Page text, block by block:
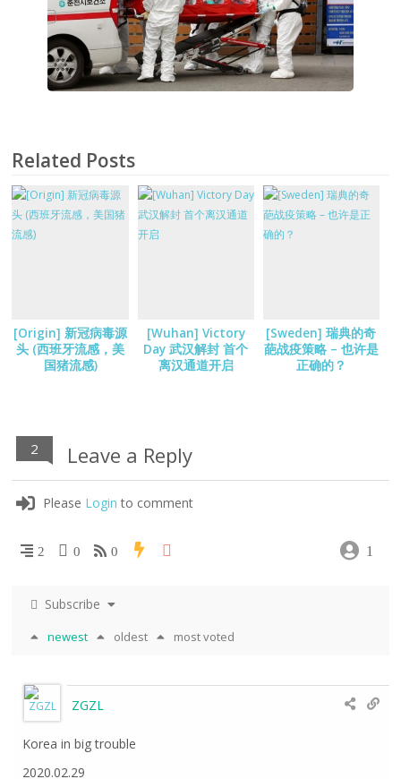
Related Posts
[Origin] 新冠病毒源
头 (西班牙流感，美
国猪流感)
[Wuhan] Victory
Day 武汉解封 首个
离汉通道开启
[Sweden] 瑞典的奇
葩战疫策略 – 也许是
正确的？
2 Leave a Reply
Please Login to comment
2 0 0 1
Subscribe
newest oldest most voted
ZGZL
Korea in big trouble
2020.02.29